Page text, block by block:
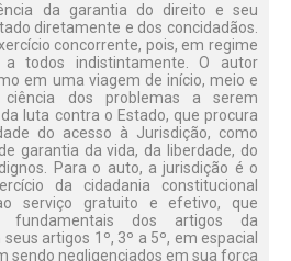
da garantia do direito e seu
diretamente e dos concidadãos.
concorrente, pois, em regime
a todos indistintamente. O autor
em uma viagem de início, meio e
dos problemas a serem
luta contra o Estado, que procura
do acesso à Jurisdição, como
garantia da vida, da liberdade, do
Para o auto, a jurisdição é o
da cidadania constitucional
serviço gratuito e efetivo, que
fundamentais dos artigos da
artigos 1º, 3º a 5º, em espacial
sendo negligenciados em sua força